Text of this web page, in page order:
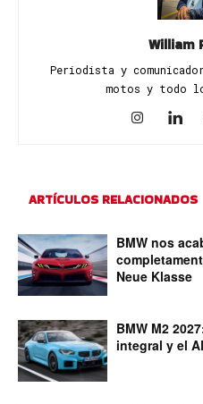
William
Periodista y
motos y todo
ARTÍCULOS RELACIONADOS
BMW nos
Neue Klasse
BMW M2
integral y el